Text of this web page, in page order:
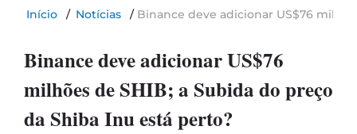
Início / Notícias / Binance deve adicionar US$76
Binance deve adicionar US$76
milhões de SHIB; a Subida do preço
da Shiba Inu está perto?